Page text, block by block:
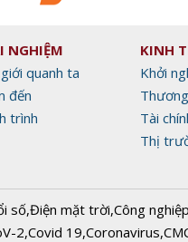
NGHIỆM
quanh ta
đến
trình
KINH
Khởi
Tài
Thị
số,Điện mặt trời,Công
2,Covid 19,Coronavirus,